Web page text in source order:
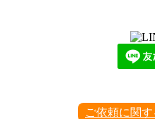
ご依頼に関